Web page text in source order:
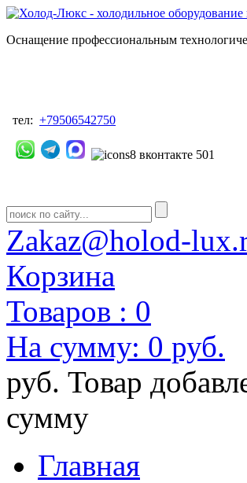
Оснащение профессиональным
тел: +79506542750
Zakaz@holod-
Корзина
Товаров : 0
На сумму: 0 руб.
руб. Товар
сумму
Главная